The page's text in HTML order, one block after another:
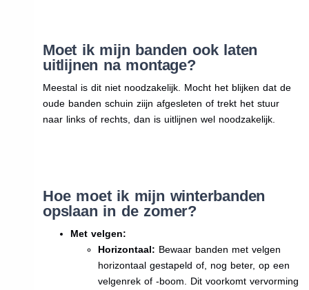
Moet ik mijn banden ook laten
uitlijnen na montage?
Meestal is dit niet noodzakelijk. Mocht het blijken dat de
oude banden schuin ziijn afgesleten of trekt het stuur
naar links of rechts, dan is uitlijnen wel noodzakelijk.
Hoe moet ik mijn winterbanden
opslaan in de zomer?
Met velgen:
Horizontaal: Bewaar banden met velgen
horizontaal gestapeld of, nog beter, op een
velgenrek of -boom. Dit voorkomt vervorming